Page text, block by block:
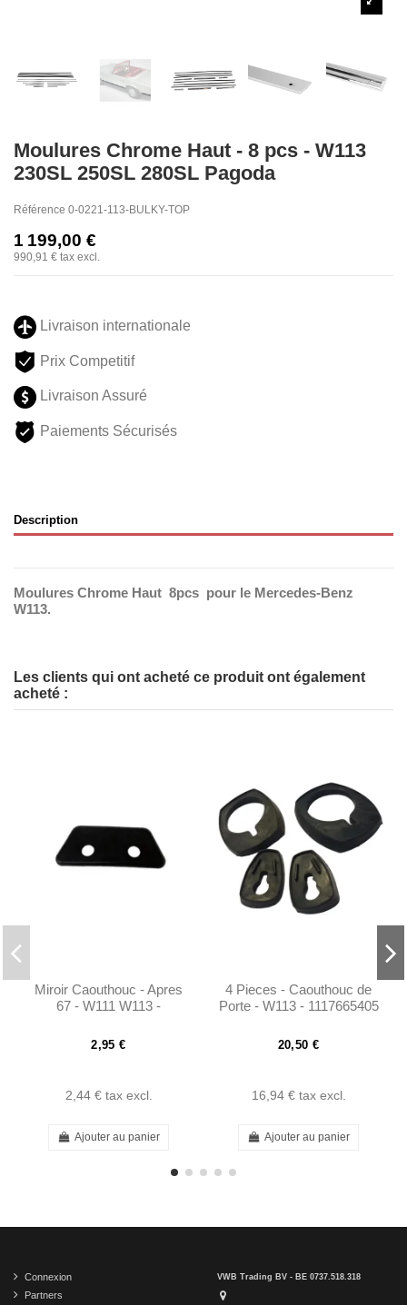
Moulures Chrome Haut - 8 pcs - W113
230SL 250SL 280SL Pagoda
Référence 0-0221-113-BULKY-TOP
1 199,00 €
990,91 € tax excl.
Livraison internationale
Prix Competitif
Livraison Assuré
Paiements Sécurisés
Description
Moulures Chrome Haut 8pcs pour le Mercedes-Benz
W113.
Les clients qui ont acheté ce produit ont également
acheté :
Miroir Caouthouc - Apres
67 - W111 W113 -
2,95 €
2,44 € tax excl.
Ajouter au panier
4 Pieces - Caouthouc de
Porte - W113 - 1117665405
1117665305 - 1117665105
20,50 €
16,94 € tax excl.
Ajouter au panier
Connexion
Partners
VWB Trading BV - BE 0737.518.318